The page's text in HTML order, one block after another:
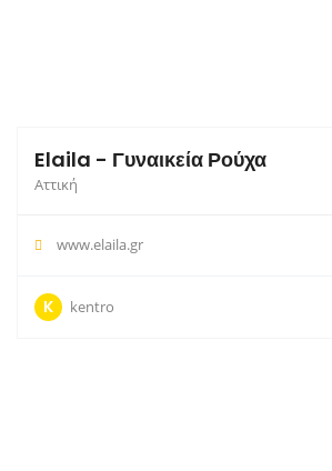
Elaila - Γυναικεία Ρούχα
Αττική
www.elaila.gr
K kentro